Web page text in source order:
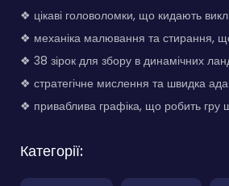
❖ цікаві головоломки, що кидають
❖ механіка малювання та стирання,
❖ 38 зірок для збору в динамічних
❖ стратегічне мислення та швидка
❖ приваблива графіка, що робить гру
Категорії: